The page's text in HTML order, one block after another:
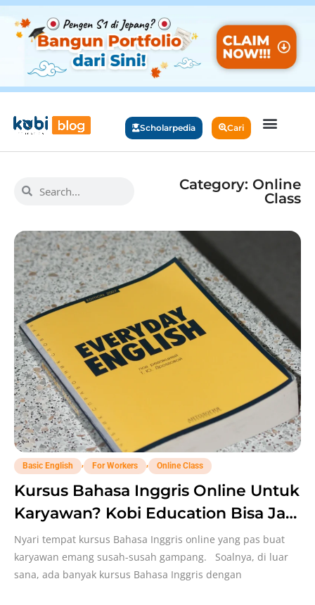
Scholarpedia Cari
Category: Online
Class
Basic English For Workers Online Class
Kursus Bahasa Inggris Online Untuk
Karyawan? Kobi Education Bisa Jadi
Solusinya!
Nyari tempat kursus Bahasa Inggris online yang pas buat
karyawan emang susah-susah gampang. Soalnya, di luar
sana, ada banyak kursus Bahasa Inggris dengan